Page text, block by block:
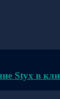
Styx в